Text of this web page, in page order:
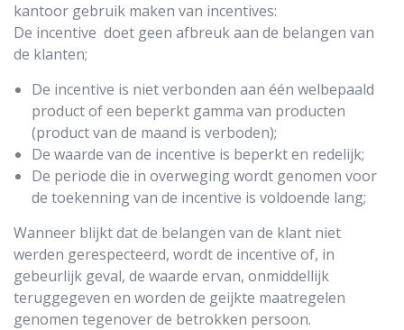
kantoor gebruik maken van incentives:
De incentive doet geen afbreuk aan de belangen van
de klanten;
De incentive is niet verbonden aan één welbepaald
product of een beperkt gamma van producten
(product van de maand is verboden);
De waarde van de incentive is beperkt en redelijk;
De periode die in overweging wordt genomen voor
de toekenning van de incentive is voldoende lang;
Wanneer blijkt dat de belangen van de klant niet
werden gerespecteerd, wordt de incentive of, in
gebeurlijk geval, de waarde ervan, onmiddellijk
teruggegeven en worden de geijkte maatregelen
genomen tegenover de betrokken persoon.